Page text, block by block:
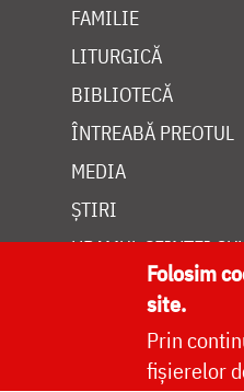
FAMILIE
LITURGICĂ
BIBLIOTECĂ
ÎNTREABĂ PREOTUL
MEDIA
ȘTIRI
HRAMUL SFINTEI
Folosim
site.
Prin
fișierelor